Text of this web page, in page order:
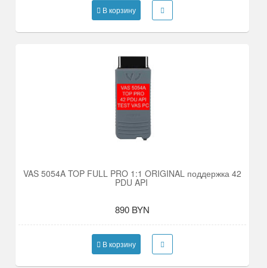
В корзину
VAS 5054A TOP FULL PRO 1:1 ORIGINAL поддержка 42
PDU API
890 BYN
В корзину